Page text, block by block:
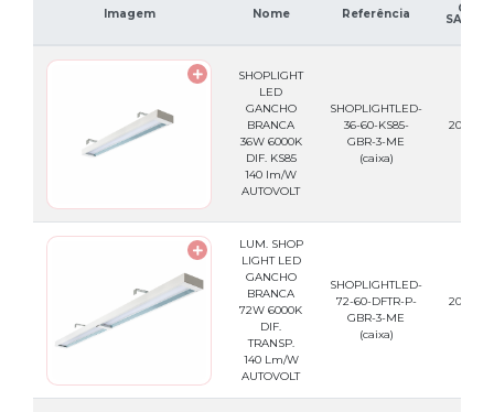
Imagem Nome Referência SAP
SHOPLIGHT
LED
GANCHO
BRANCA
36W 6000K
DIF. KS85
140 lm/W
AUTOVOLT
SHOPLIGHTLED-
36-60-KS85-
GBR-3-ME
(caixa)
LUM. SHOP
LIGHT LED
GANCHO
BRANCA
72W 6000K
DIF.
TRANSP.
140 Lm/W
AUTOVOLT
SHOPLIGHTLED-
72-60-DFTR-P-
GBR-3-ME
(caixa)